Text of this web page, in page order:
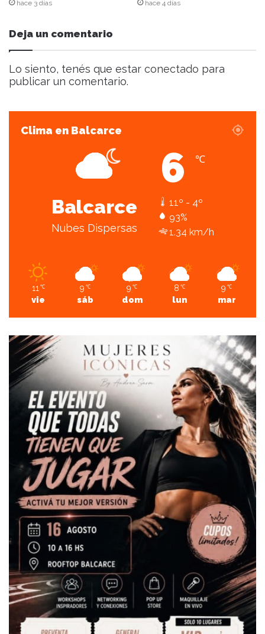
c
ó
n
i
c
hace 3 días hace 4 días
Deja un comentario
Lo siento, tenés que estar conectado para
publicar un comentario.
Clima en Balcarce
Balcarce
Nubes Dispersas
6 ℃
11º - 4º
93%
1.34 km/h
11 ℃
vie
9 ℃
sáb
9 ℃
dom
8 ℃
lun
9 ℃
mar